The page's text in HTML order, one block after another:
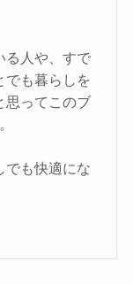
る人や、すで
でも暮らしを
思ってこのブ
でも快適にな